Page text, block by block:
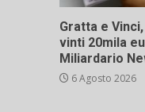
Gratta e
vinti 20mila
Miliardario
6 Agosto 2026